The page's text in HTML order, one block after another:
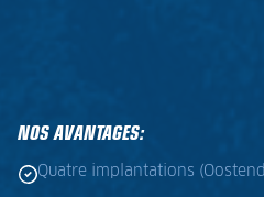
NOS AVANTAGES:
Quatre implantations